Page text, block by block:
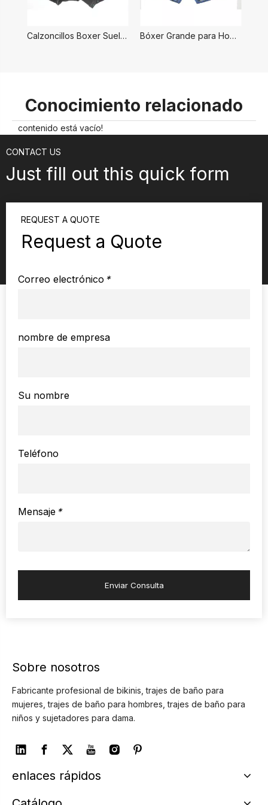
Calzoncillos Boxer Sueltos para Hombre Bóxer Grande para Hombre
Conocimiento relacionado
contenido está vacío!
CONTACT US
Just fill out this quick form
REQUEST A QUOTE
Request a Quote
*
Correo electrónico
nombre de empresa
Su nombre
Teléfono
*
Mensaje
Enviar Consulta
Sobre nosotros
Fabricante profesional de bikinis, trajes de baño para
mujeres, trajes de baño para hombres, trajes de baño para
niños y sujetadores para dama.
enlaces rápidos